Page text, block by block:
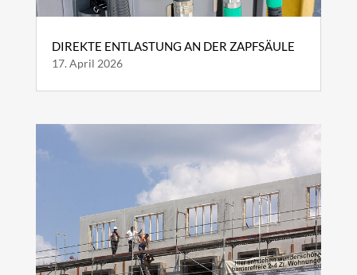
DIREKTE ENTLASTUNG AN DER ZAPFSÄULE
17. April 2026